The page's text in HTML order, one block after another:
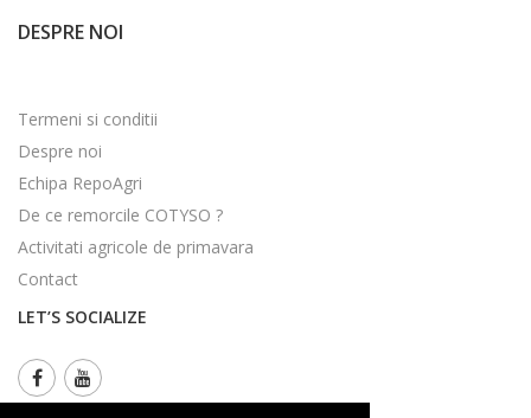
DESPRE NOI
Termeni si conditii
Despre noi
Echipa RepoAgri
De ce remorcile COTYSO ?
Activitati agricole de primavara
Contact
LET’S SOCIALIZE